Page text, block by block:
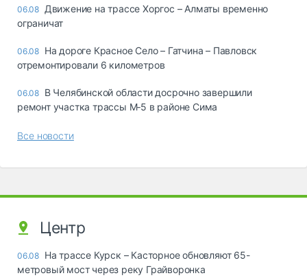
06.08 Движение на трассе Хоргос – Алматы временно
ограничат
06.08 На дороге Красное Село – Гатчина – Павловск
отремонтировали 6 километров
06.08 В Челябинской области досрочно завершили
ремонт участка трассы М‑5 в районе Сима
Все новости
Центр
06.08 На трассе Курск – Касторное обновляют 65-
метровый мост через реку Грайворонка